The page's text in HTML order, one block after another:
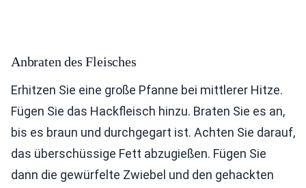
Anbraten des Fleisches
Erhitzen Sie eine große Pfanne bei mittlerer Hitze.
Fügen Sie das Hackfleisch hinzu. Braten Sie es an,
bis es braun und durchgegart ist. Achten Sie darauf,
das überschüssige Fett abzugießen. Fügen Sie
dann die gewürfelte Zwiebel und den gehackten